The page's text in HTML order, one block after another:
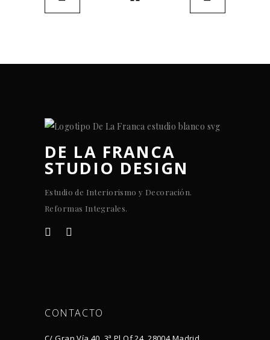
DE LA FRANCA
STUDIO DESIGN
Estudio de Interiorismo y Decoración.
Reformas Integrales.
CONTACTO